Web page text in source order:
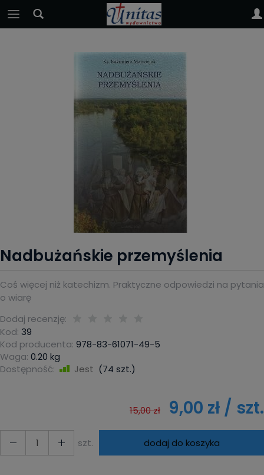
Nadbużańskie przemyślenia
Coś więcej niż katechizm. Praktyczne odpowiedzi na pytania
o wiarę
Dodaj recenzję:
Kod: 39
Kod producenta: 978-83-61071-49-5
Waga: 0.20 kg
Dostępność:
Jest (74 szt.)
15,00 zł 9,00 zł / szt.
szt. dodaj do koszyka